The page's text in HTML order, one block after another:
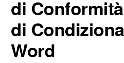
di
di
Word